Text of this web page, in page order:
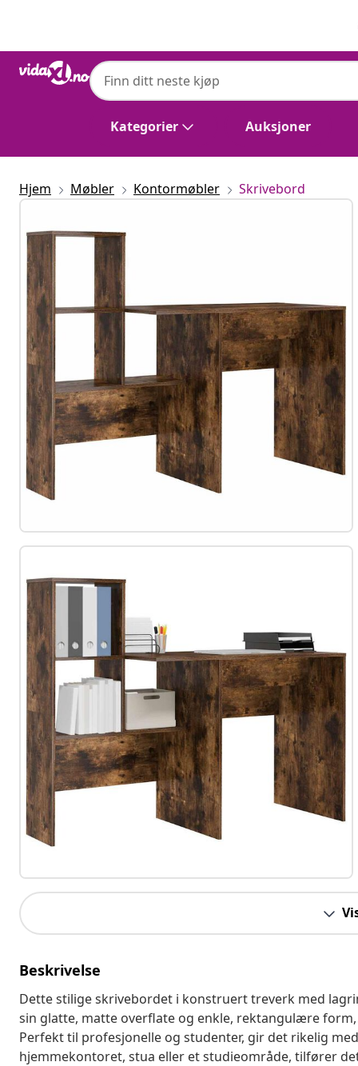
Kategorier Auksjoner
Hjem Møbler Kontormøbler Skrivebord
Beskrivelse
Dette stilige skrivebordet i konstruert treverk med
sin glatte, matte overflate og enkle, rektangulære
Perfekt til profesjonelle og studenter, gir det rikelig
hjemmekontoret, stua eller et studieområde, tilfører